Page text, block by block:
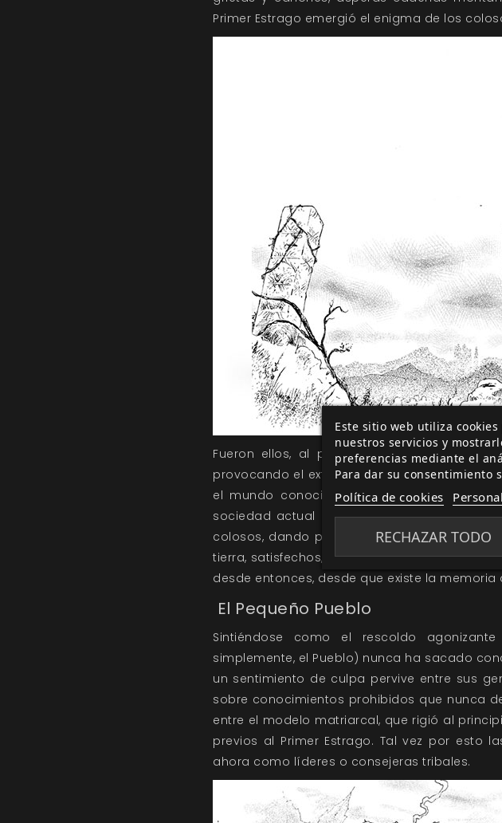
Primer Estrago emergió el enigma de los
Fueron ellos, al parecer, los que
provocando el exterminio casi total de su
el mundo conocido, asentándose en
sociedad actual del Pequeño Pueblo a
colosos, dando por extinguida la sociedad
tierra, satisfechos, dando por finalizado su
desde entonces, desde que existe la memoria
El Pequeño Pueblo
Sintiéndose como el rescoldo
simplemente, el Pueblo) nunca ha sacado
un sentimiento de culpa pervive entre sus
sobre conocimientos prohibidos que nunca
entre el modelo matriarcal, que rigió al
previos al Primer Estrago. Tal vez por esto
ahora como líderes o consejeras tribales.
Este sitio web utiliza
nuestros servicios y
preferencias mediante el
Para dar su consentimiento
Política de cookies
RECHAZAR TODO